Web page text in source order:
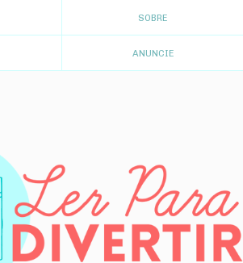
SOBRE
ANUNCIE